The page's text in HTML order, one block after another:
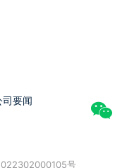
司要闻
号